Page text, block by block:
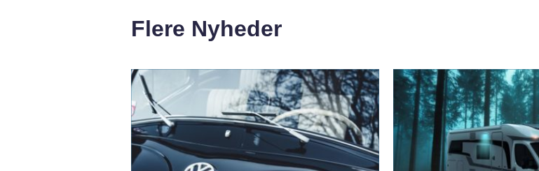
Flere Nyheder